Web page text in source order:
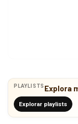
PLAYLISTS Explora
Explorar playlists